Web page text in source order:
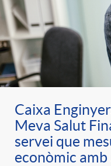
Caixa
Meva Salut
servei que
econòmic amb